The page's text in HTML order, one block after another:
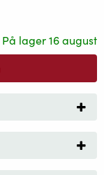
På lager 16 august